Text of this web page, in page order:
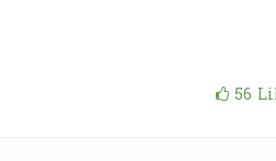
56